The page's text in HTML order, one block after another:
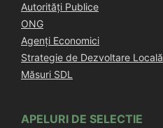
Autorități Publice
ONG
Agenți Economici
Strategie de Dezvoltare Locală
Măsuri SDL
APELURI DE SELECTIE